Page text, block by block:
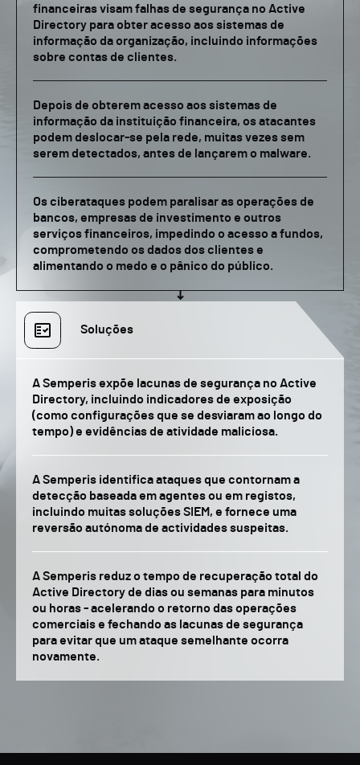
Soluções
financeiras visam falhas de segurança no Active
Directory para obter acesso aos sistemas de
informação da organização, incluindo informações
sobre contas de clientes.
A Semperis expõe lacunas de segurança no Active
Directory, incluindo indicadores de exposição
(como configurações que se desviaram ao longo do
tempo) e evidências de atividade maliciosa.
Depois de obterem acesso aos sistemas de
informação da instituição financeira, os atacantes
podem deslocar-se pela rede, muitas vezes sem
serem detectados, antes de lançarem o malware.
A Semperis identifica ataques que contornam a
detecção baseada em agentes ou em registos,
incluindo muitas soluções SIEM, e fornece uma
reversão autónoma de actividades suspeitas.
Os ciberataques podem paralisar as operações de
bancos, empresas de investimento e outros
serviços financeiros, impedindo o acesso a fundos,
comprometendo os dados dos clientes e
alimentando o medo e o pânico do público.
A Semperis reduz o tempo de recuperação total do
Active Directory de dias ou semanas para minutos
ou horas - acelerando o retorno das operações
comerciais e fechando as lacunas de segurança
para evitar que um ataque semelhante ocorra
novamente.